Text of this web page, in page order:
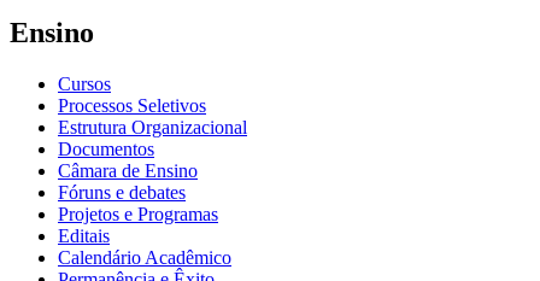
Ensino
Cursos
Processos Seletivos
Estrutura Organizacional
Documentos
Câmara de Ensino
Fóruns e debates
Projetos e Programas
Editais
Calendário Acadêmico